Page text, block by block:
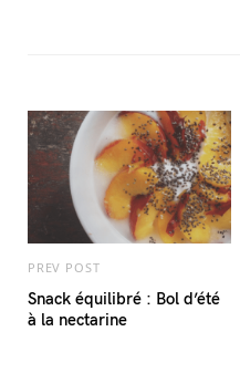
PREV POST
Snack équilibré : Bol d’été
à la nectarine